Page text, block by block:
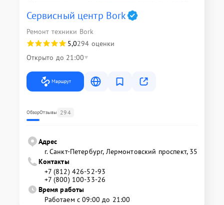
Сервисный центр Bork
Ремонт техники Bork
5,0294 оценки
Открыто до 21:00
Маршрут
ОбзорОтзывы 294
Адрес
г. Санкт-Петербург, Лермонтовский проспект, 35
Контакты
+7 (812) 426-52-93
+7 (800) 100-33-26
Время работы
Работаем с 09:00 до 21:00